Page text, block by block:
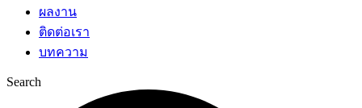
ผลงาน
ติดต่อเรา
บทความ
Search